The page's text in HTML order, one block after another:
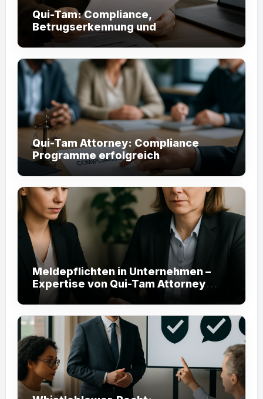
Qui-Tam: Compliance,
Betrugserkennung und
Staatshaftung effektiv nutzen
Qui-Tam Attorney: Compliance
Programme erfolgreich
implementieren (60 Zeichen)
Meldepflichten in Unternehmen –
Expertise von Qui-Tam Attorney
helfen Ihnen